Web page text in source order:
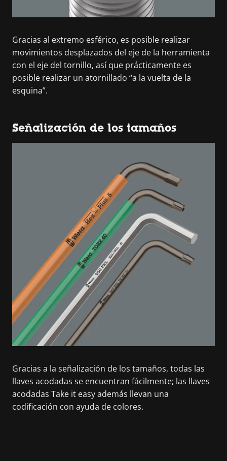
Gracias al extremo esférico, es posible realizar
movimientos desplazados del eje de la herramienta
con el eje del tornillo, así que prácticamente es
posible realizar un atornillado “a la vuelta de la
esquina”.
Señalización de los tamaños
Gracias a la señalización de los tamaños, todas las
llaves acodadas se encuentran fácilmente; las llaves
acodadas Take it easy además llevan una
codificación con ayuda de colores.